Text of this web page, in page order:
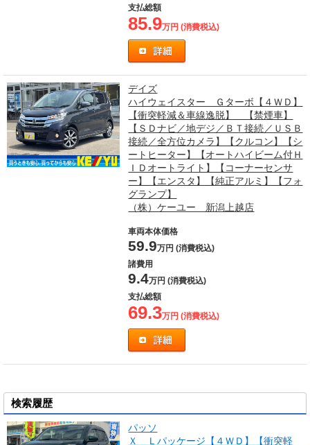
支払総額
85.9万円 (消費税込)
デイズ
ハイウェイスター Ｇターボ【４ＷＤ】
【衝突軽減＆車線逸脱】 【禁煙車】
【ＳＤナビ／地デジ／ＢＴ接続／ＵＳＢ
接続／全方位カメラ】【クルコン】【シ
ートヒーター】【オートハイビーム付Ｈ
ＩＤオートライト】【コーナーセンサ
ー】【エンスタ】【純正アルミ】【フォ
グランプ】
（株）ケーユー 新潟上越店
車両本体価格
59.9万円 (消費税込)
諸費用
9.4万円 (消費税込)
支払総額
69.3万円 (消費税込)
検索履歴
パッソ
Ｘ Ｌパッケージ【４ＷＤ】【衝突軽